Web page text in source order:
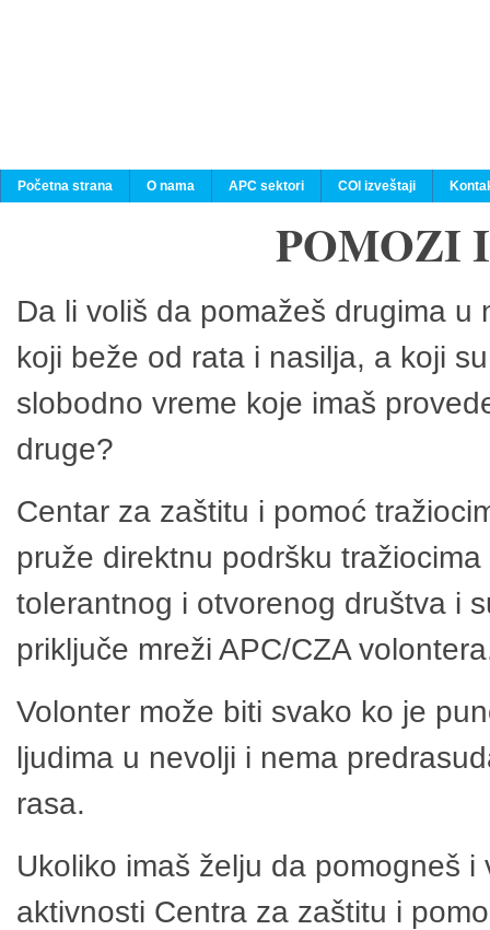
Početna strana O nama APC sektori COI izveštaji
POMOZI
Da li voliš da pomažeš drugima
koji beže od rata i nasilja, a koji
slobodno vreme koje imaš
druge?
Centar za zaštitu i pomoć
pruže direktnu podršku
tolerantnog i otvorenog društva i
priključe mreži APC/CZA
Volonter može biti svako ko je
ljudima u nevolji i nema
rasa.
Ukoliko imaš želju da pomogneš
aktivnosti Centra za zaštitu i